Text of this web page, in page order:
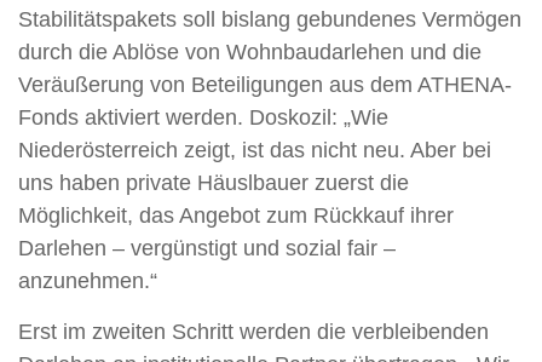
Stabilitätspakets soll bislang gebundenes Vermögen
durch die Ablöse von Wohnbaudarlehen und die
Veräußerung von Beteiligungen aus dem ATHENA-
Fonds aktiviert werden. Doskozil: „Wie
Niederösterreich zeigt, ist das nicht neu. Aber bei
uns haben private Häuslbauer zuerst die
Möglichkeit, das Angebot zum Rückkauf ihrer
Darlehen – vergünstigt und sozial fair –
anzunehmen.“
Erst im zweiten Schritt werden die verbleibenden